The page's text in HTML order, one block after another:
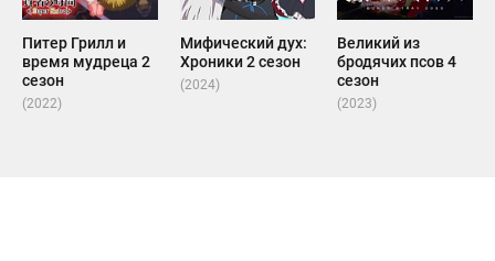
Питер Грилл и
время мудреца 2
сезон
(2022)
Мифический дух:
Хроники 2 сезон
(2024)
Великий из
бродячих псов 4
сезон
(2023)